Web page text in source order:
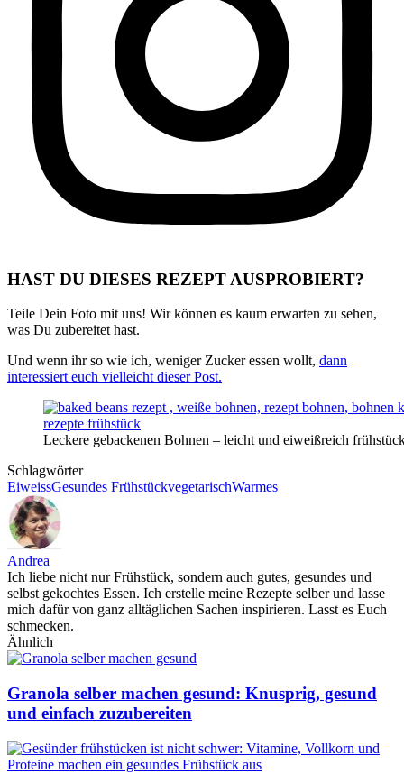
HAST DU DIESES REZEPT AUSPROBIERT?
Teile Dein Foto mit uns! Wir können es kaum erwarten zu sehen,
was Du zubereitet hast.
Und wenn ihr so wie ich, weniger Zucker essen wollt, dann
interessiert euch vielleicht dieser Post.
Leckere gebackenen Bohnen – leicht und eiweißreich
Schlagwörter
EiweissGesundes FrühstückvegetarischWarmes
Andrea
Ich liebe nicht nur Frühstück, sondern auch gutes, gesundes und
selbst gekochtes Essen. Ich erstelle meine Rezepte selber und lasse
mich dafür von ganz alltäglichen Sachen inspirieren. Lasst es Euch
schmecken.
Ähnlich
Granola selber machen gesund: Knusprig, gesund
und einfach zuzubereiten